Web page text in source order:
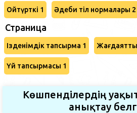
Ойтүрткі 1 Әдеби тіл нормалары 2
Страница
Ізденімдік тапсырма 1
Үй тапсырмасы 1
Көшпенділердің
анықтау